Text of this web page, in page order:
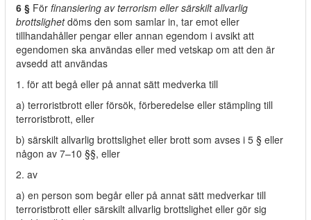
6 § För finansiering av terrorism eller särskilt allvarlig
brottslighetdöms den som samlar in, tar emot eller
tillhandahåller pengar eller annan egendom i avsikt att
egendomen ska användas eller med vetskap om att den är
avsedd att användas
1. för att begå eller på annat sätt medverka till
a) terroristbrott eller försök, förberedelse eller stämpling till
terroristbrott, eller
b) särskilt allvarlig brottslighet eller brott som avses i 5 § eller
någon av 7–10 §§, eller
2. av
a) en person som begår eller på annat sätt medverkar till
terroristbrott eller särskilt allvarlig brottslighet eller gör sig